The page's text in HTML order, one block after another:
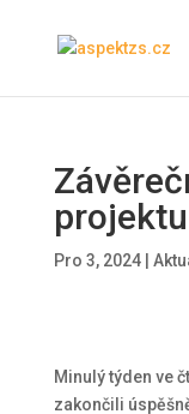
projektu
Pro 3, 2024|
Minulý týden ve
zakončili